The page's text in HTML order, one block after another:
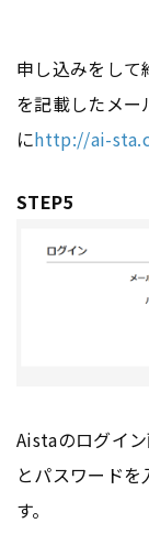
申し込みをし
を記載したメー
にhttp://ai-
STEP5
Aistaのログイ
とパスワード
す。